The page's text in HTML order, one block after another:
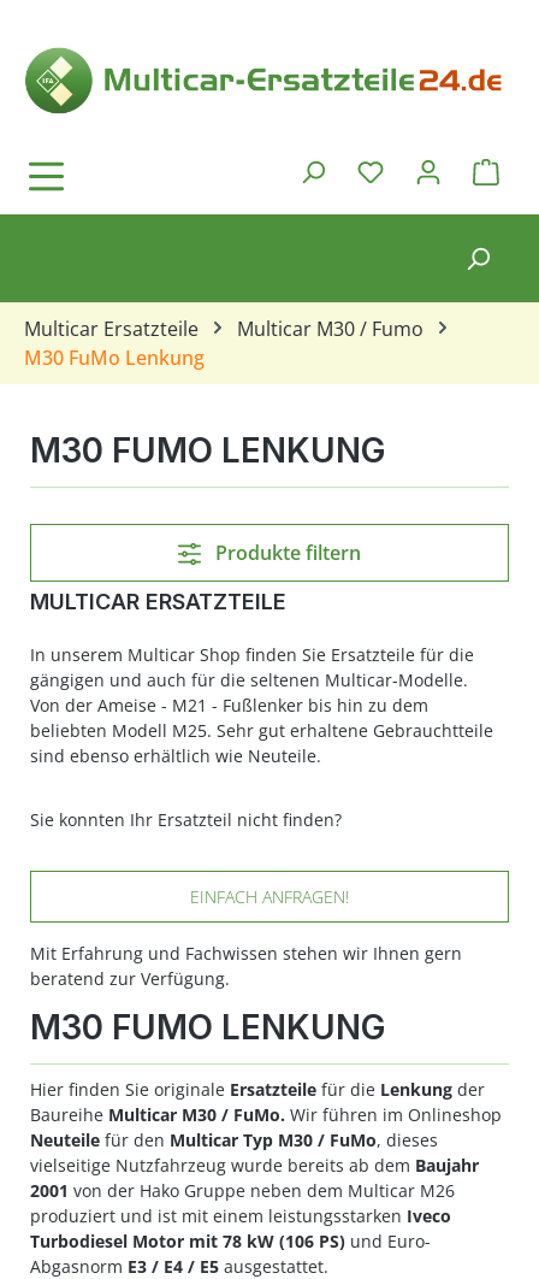
Du hast 0
Multicar Ersatzteile
Multicar M30 / Fumo
M30 FuMo Lenkung
M30 FUMO LENKUNG
Produkte filtern
MULTICAR ERSATZTEILE
In unserem Multicar Shop finden Sie Ersatzteile für die
gängigen und auch für die seltenen Multicar-Modelle.
Von der Ameise - M21 - Fußlenker bis hin zu dem
beliebten Modell M25. Sehr gut erhaltene Gebrauchtteile
sind ebenso erhältlich wie Neuteile.
Sie konnten Ihr Ersatzteil nicht finden?
EINFACH ANFRAGEN!
Mit Erfahrung und Fachwissen stehen wir Ihnen gern
beratend zur Verfügung.
M30 FUMO LENKUNG
Hier finden Sie originale Ersatzteile für die Lenkung der
Baureihe Multicar M30 / FuMo. Wir führen im Onlineshop
Neuteile für den Multicar Typ M30 / FuMo, dieses
vielseitige Nutzfahrzeug wurde bereits ab dem Baujahr
2001 von der Hako Gruppe neben dem Multicar M26
produziert und ist mit einem leistungsstarken Iveco
Turbodiesel Motor mit 78 kW (106 PS) und Euro-
Abgasnorm E3 / E4 / E5 ausgestattet.